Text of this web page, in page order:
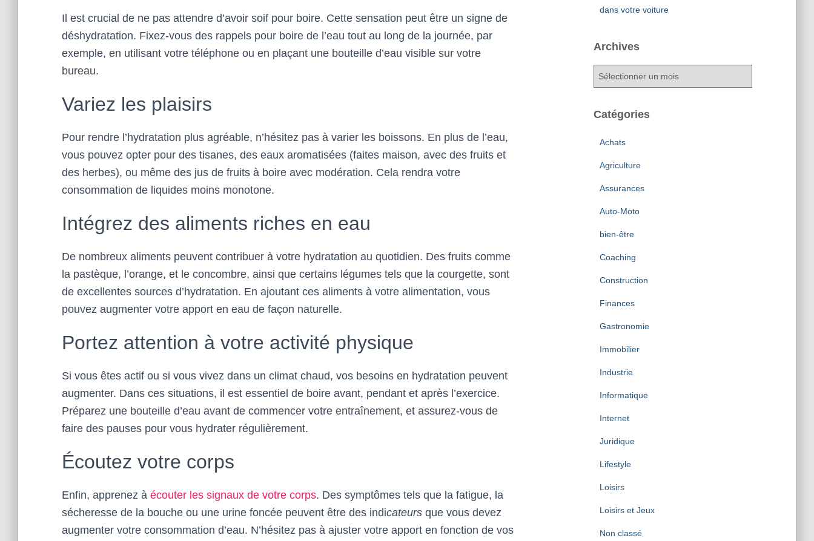
Il est crucial de ne pas attendre d’avoir soif pour boire. Cette sensation peut être un signe de
déshydratation. Fixez-vous des rappels pour boire de l’eau tout au long de la journée, par
exemple, en utilisant votre téléphone ou en plaçant une bouteille d’eau visible sur votre
bureau.
Variez les plaisirs
Pour rendre l’hydratation plus agréable, n’hésitez pas à varier les boissons. En plus de l’eau,
vous pouvez opter pour des tisanes, des eaux aromatisées (faites maison, avec des fruits et
des herbes), ou même des jus de fruits à boire avec modération. Cela rendra votre
consommation de liquides moins monotone.
Intégrez des aliments riches en eau
De nombreux aliments peuvent contribuer à votre hydratation au quotidien. Des fruits comme
la pastèque, l’orange, et le concombre, ainsi que certains légumes tels que la courgette, sont
de excellentes sources d’hydratation. En ajoutant ces aliments à votre alimentation, vous
pouvez augmenter votre apport en eau de façon naturelle.
Portez attention à votre activité physique
Si vous êtes actif ou si vous vivez dans un climat chaud, vos besoins en hydratation peuvent
augmenter. Dans ces situations, il est essentiel de boire avant, pendant et après l’exercice.
Préparez une bouteille d’eau avant de commencer votre entraînement, et assurez-vous de
faire des pauses pour vous hydrater régulièrement.
Écoutez votre corps
Enfin, apprenez à écouter les signaux de votre corps. Des symptômes tels que la fatigue, la
sécheresse de la bouche ou une urine foncée peuvent être des indicateurs que vous devez
augmenter votre consommation d’eau. N’hésitez pas à ajuster votre apport en fonction de vos
dans votre voiture
Archives
h
Catégories
Achats
Agriculture
Assurances
Auto-Moto
bien-être
Coaching
Construction
Finances
Gastronomie
Immobilier
Industrie
Informatique
Internet
Juridique
Lifestyle
Loisirs
Loisirs et Jeux
Non classé